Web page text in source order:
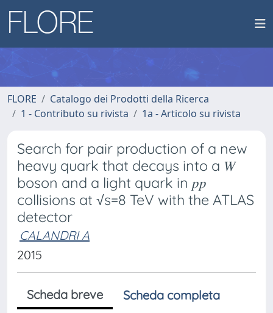
FLORE
Catalogo dei Prodotti della Ricerca
1 - Contributo su rivista
1a - Articolo su rivista
Search for pair production of a new
heavy quark that decays into a 𝑊
boson and a light quark in 𝑝𝑝
collisions at √s=8 TeV with the ATLAS
detector
CALANDRI A
2015
Scheda breve
Scheda completa